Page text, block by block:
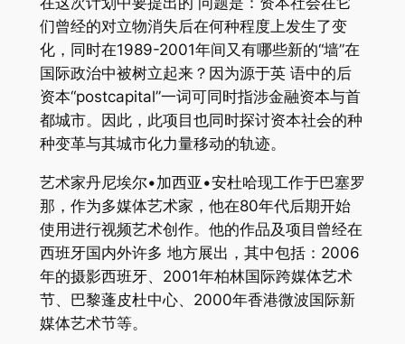
们曾经的对立物消失后在何种程度上发生了变
化，同时在1989-2001年间又有哪些新的“墙”在
国际政治中被树立起来？因为源于英 语中的后
资本“postcapital”一词可同时指涉金融资本与首
都城市。因此，此项目也同时探讨资本社会的种
种变革与其城市化力量移动的轨迹。
艺术家丹尼埃尔•加西亚•安杜哈现工作于巴塞罗
那，作为多媒体艺术家，他在80年代后期开始
使用进行视频艺术创作。他的作品及项目曾经在
西班牙国内外许多 地方展出，其中包括：2006
年的摄影西班牙、2001年柏林国际跨媒体艺术
节、巴黎蓬皮杜中心、2000年香港微波国际新
媒体艺术节等。